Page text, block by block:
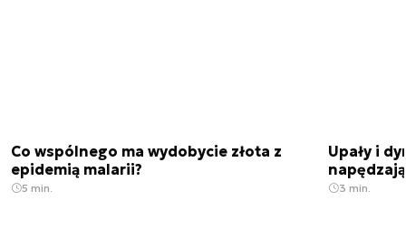
Co wspólnego ma wydobycie złota z
epidemią malarii?
5 min.
Upały i
3 min.